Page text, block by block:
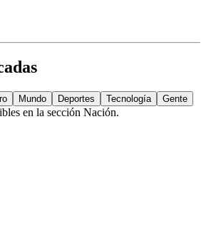
Mundo Deportes Tecnología Gente
en la sección Nación.